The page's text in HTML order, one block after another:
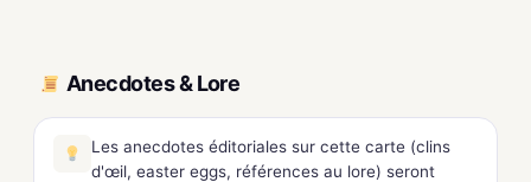
Anecdotes & Lore
Les anecdotes éditoriales sur cette carte (clins
d'œil, easter eggs, références au lore) seront